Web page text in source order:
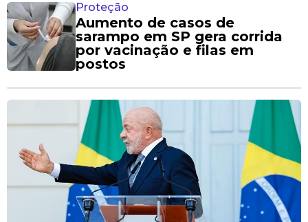
Proteção
Aumento de casos de
sarampo em SP gera corrida
por vacinação e filas em
postos